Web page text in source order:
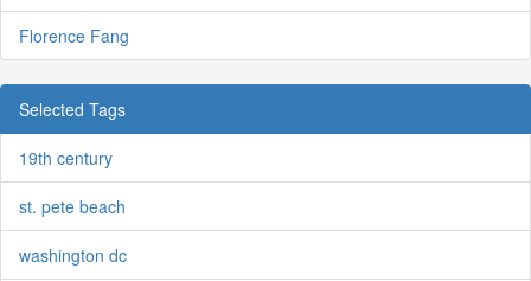
Florence Fang
Selected Tags
19th century
st. pete beach
washington dc